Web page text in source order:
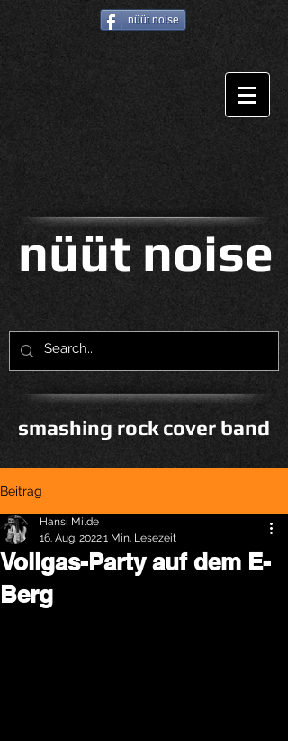
nüüt noise
nüüt noise
smashing rock cover band
Beitrag
Vollgas-Party auf dem E-
Berg
Hansi Milde
16. Aug. 20221 Min. Lesezeit